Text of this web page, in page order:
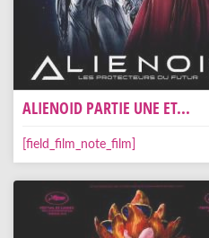
ALIENOID PARTIE UNE ET...
[field_film_note_film]